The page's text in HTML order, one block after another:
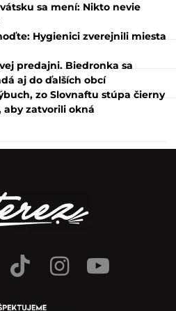
sa mení: Nikto nevie
Hygienici zverejnili miesta
predajni. Biedronka sa
aj do ďalších obcí
zo Slovnaftu stúpa čierny
aby zatvorili okná